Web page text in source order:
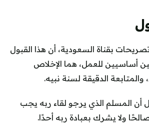
بقناة السعودية، أن هذا القبول
أساسيين للعمل، هما الإخلاص
الدقيقة لسنة نبيه.
أن المسلم الذي يرجو لقاء ربه يجب
ولا يشرك بعبادة ربه أحدًا.